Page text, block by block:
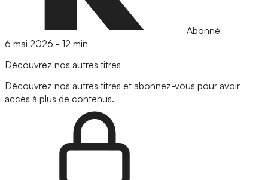
Abonné
6 mai 2026 - 12 min
Découvrez nos autres titres
Découvrez nos autres titres et abonnez-vous pour avoir
accès à plus de contenus.